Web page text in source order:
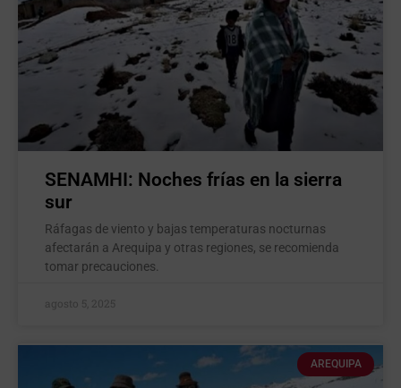
SENAMHI: Noches frías en la sierra
sur
Ráfagas de viento y bajas temperaturas nocturnas
afectarán a Arequipa y otras regiones, se recomienda
tomar precauciones.
agosto 5, 2025
AREQUIPA